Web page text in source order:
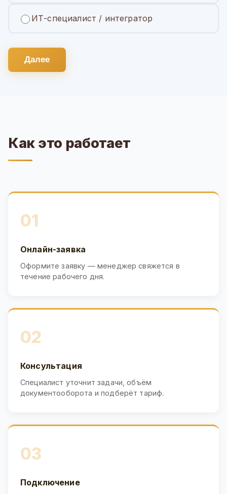
ИТ-специалист / интегратор
Далее
Как это работает
01
Онлайн-заявка
Оформите заявку — менеджер свяжется в
течение рабочего дня.
02
Консультация
Специалист уточнит задачи, объём
документооборота и подберёт тариф.
03
Подключение